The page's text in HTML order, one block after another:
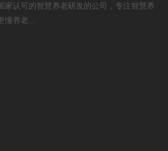
家认可的智慧养老研发的公司，专注智慧养
懂养老...